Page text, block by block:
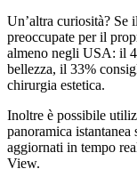
Un’altra curiosità? Se
preoccupate per il
almeno negli USA: il
bellezza, il 33%
chirurgia estetica.
Inoltre è possibile
panoramica istantanea
aggiornati in tempo
View.